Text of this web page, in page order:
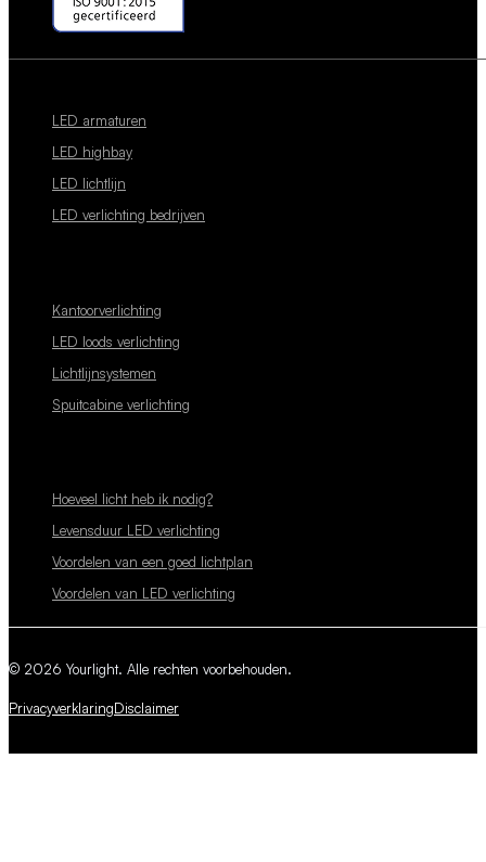
LED armaturen
LED highbay
LED lichtlijn
LED verlichting bedrijven
Kantoorverlichting
LED loods verlichting
Lichtlijnsystemen
Spuitcabine verlichting
Hoeveel licht heb ik nodig?
Levensduur LED verlichting
Voordelen van een goed lichtplan
Voordelen van LED verlichting
© 2026 Yourlight. Alle rechten voorbehouden.
PrivacyverklaringDisclaimer